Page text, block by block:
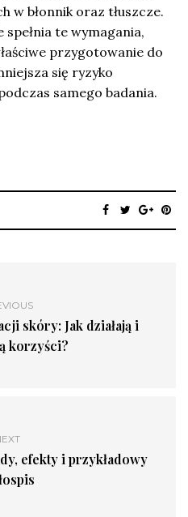
w błonnik oraz tłuszcze.
spełnia te wymagania,
przygotowanie do
się ryzyko
samego badania.
skóry: Jak działają i
korzyści?
efekty i przykładowy